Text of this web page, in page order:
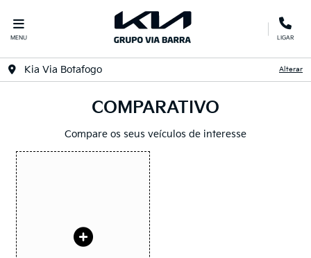
MENU LIGAR
Kia Via Botafogo Alterar
COMPARATIVO
Compare os seus veículos de interesse